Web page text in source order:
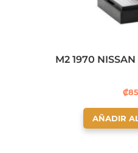
M2 1970
₡
AÑADIR